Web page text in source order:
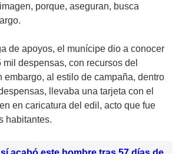
porque, aseguran, busca
de apoyos, el munícipe dio a conocer
despensas, con recursos del
embargo, al estilo de campaña, dentro
llevaba una tarjeta con el
en caricatura del edil, acto que fue
habitantes.